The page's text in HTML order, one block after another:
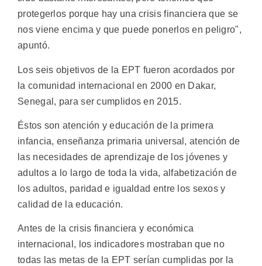
protegerlos porque hay una crisis financiera que se
nos viene encima y que puede ponerlos en peligro",
apuntó.
Los seis objetivos de la EPT fueron acordados por
la comunidad internacional en 2000 en Dakar,
Senegal, para ser cumplidos en 2015.
Éstos son atención y educación de la primera
infancia, enseñanza primaria universal, atención de
las necesidades de aprendizaje de los jóvenes y
adultos a lo largo de toda la vida, alfabetización de
los adultos, paridad e igualdad entre los sexos y
calidad de la educación.
Antes de la crisis financiera y económica
internacional, los indicadores mostraban que no
todas las metas de la EPT serían cumplidas por la